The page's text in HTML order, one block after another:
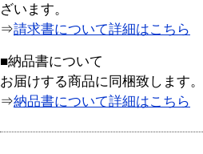
ざいます。
⇒請求書について詳細はこちら
■納品書について
お届けする商品に同梱致します。
⇒納品書について詳細はこちら